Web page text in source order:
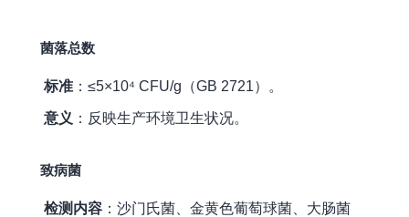
菌落总数
标准 ：≤5×10⁴ CFU/g（GB 2721）。
意义 ：反映生产环境卫生状况。
致病菌
检测内容 ：沙门氏菌、金黄色葡萄球菌、大肠菌